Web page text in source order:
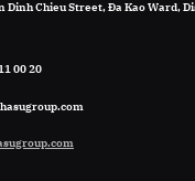
Dinh Chieu Street, Đa Kao Ward,
00 20